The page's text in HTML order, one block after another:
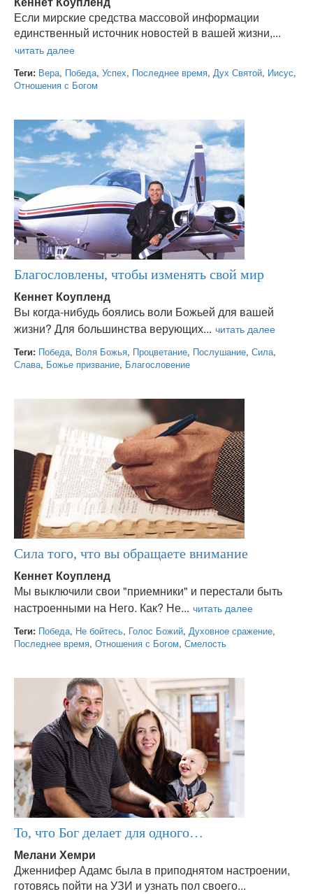
Если мирские средства массовой информации
единственный источник новостей в вашей жизни,...
Теги: Вера, Победа, Успех, Последнее время, Дух Святой, Иисус,
Отношения с Богом
Благословлены, чтобы изменять свой мир
Кеннет Коупленд
Вы когда-нибудь боялись воли Божьей для вашей
жизни? Для большинства верующих...
Теги: Победа, Воля Божья, Процветание, Послушание, Сила,
Слава, Божье призвание, Благословение
Сила того, что вы обращаете внимание
Кеннет Коупленд
Мы выключили свои "приемники" и перестали быть
настроенными на Него. Как? Не...
Теги: Победа, Не бойтесь, Голос Божий, Духовное сражение,
Последнее время, Отношения с Богом, Смелость
То, что Бог делает для одного…
Мелани Хемри
Дженнифер Адамс была в приподнятом настроении,
готовясь пойти на УЗИ и узнать пол своего...